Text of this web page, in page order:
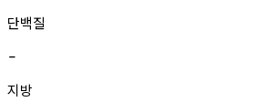
단백질
-
지방